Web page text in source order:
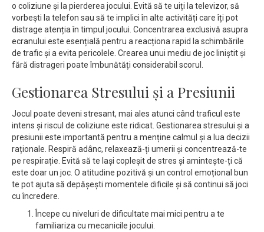
o coliziune și la pierderea jocului. Evită să te uiți la televizor, să
vorbești la telefon sau să te implici în alte activități care îți pot
distrage atenția în timpul jocului. Concentrarea exclusivă asupra
ecranului este esențială pentru a reacționa rapid la schimbările
de trafic și a evita pericolele. Crearea unui mediu de joc liniștit și
fără distrageri poate îmbunătăți considerabil scorul.
Gestionarea Stresului și a Presiunii
Jocul poate deveni stresant, mai ales atunci când traficul este
intens și riscul de coliziune este ridicat. Gestionarea stresului și a
presiunii este importantă pentru a menține calmul și a lua decizii
raționale. Respiră adânc, relaxează-ți umerii și concentrează-te
pe respirație. Evită să te lași copleșit de stres și amintește-ți că
este doar un joc. O atitudine pozitivă și un control emoțional bun
te pot ajuta să depășești momentele dificile și să continui să joci
cu încredere.
Începe cu niveluri de dificultate mai mici pentru a te
familiariza cu mecanicile jocului.